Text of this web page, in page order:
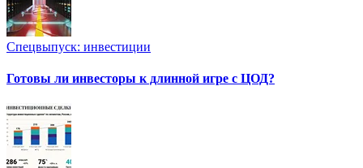
Спецвыпуск: инвестиции
Готовы ли инвесторы к длинной игре с ЦОД?